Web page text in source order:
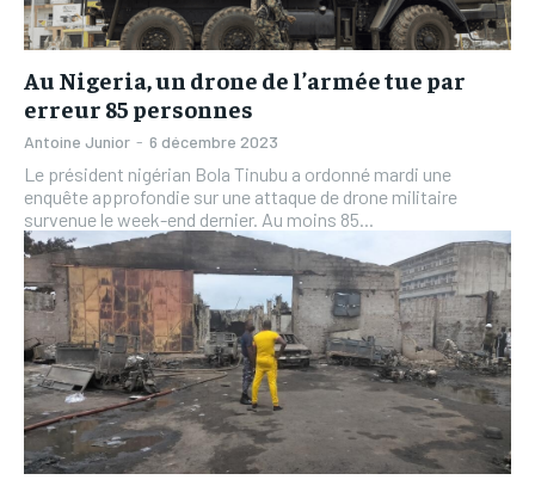
Au Nigeria, un drone de l’armée tue par
erreur 85 personnes
Antoine Junior - 6 décembre 2023
Le président nigérian Bola Tinubu a ordonné mardi une
enquête approfondie sur une attaque de drone militaire
survenue le week-end dernier. Au moins 85...